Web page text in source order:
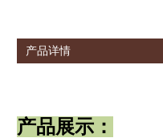
产品详情
产品展示：